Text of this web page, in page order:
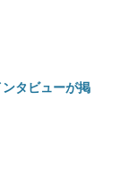
タビューが掲